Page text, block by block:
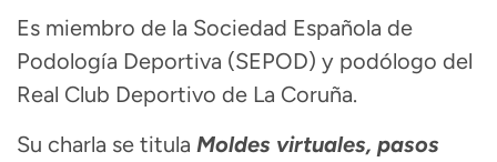
Es miembro de la Sociedad Española de
Podología Deportiva (SEPOD) y podólogo del
Real Club Deportivo de La Coruña.
Su charla se titula Moldes virtuales, pasos